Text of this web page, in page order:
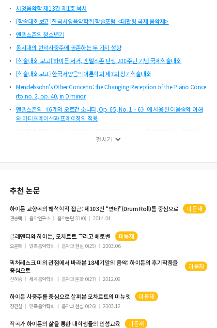
서양음악학 제13권 제1호 목차
[학술대회보고] 한국서양음악학회 학술포럼 <대관령 국제 음악제>
멘델스존의 청소년기
동시대의 현악사중주에 공존하는 두 가지 성향
[학술대회 보고] 하이든 서거, 멘델스존 탄생 200주년 기념 국제학술대회
[학술대회보고] 한국서양음악이론학회 제3회 정기학술대회
Mendelssohn's Other Concerto: the Changing Reception of the Piano Conce
rto no. 2, op. 40, in D minor
멘델스존의 《6개의 오르간 소나타, Op. 65, No. 1‐6》에 사용된 이음줄의 이해
와 아티큘레이션과 프레이징의 적용
하이든의 독일어 텍스트에 의한 초기가곡작품(HW 1-24)을 통해 살펴본 음악어법
펼치기
추천 논문
하이든교향곡의 해석학적 접근: 제103번 “연타”(Drum Roll)를 중심으로 미등재
권송택 음악연구소 음악논단 31(0) 2014.04
클레멘티와하이든, 모차르트 그리고 베토벤 미등재
오윤록 민족음악학회 음악과 현실 0(25) 2003.06
픽처레스크 미의 관점에서 바라본 18세기말의 음악: 하이든의 후기작품을
중심으로
미등재
신혜승 세계음악학회 음악과 문화 0(27) 2012.09
하이든사중주를 중심으로 살펴본 모차르트의 미뉴엣 미등재
장견실 민족음악학회 음악과 현실 0(26) 2003.12
작곡가하이든의 삶을 통한 대학생들의 인성교육 미등재